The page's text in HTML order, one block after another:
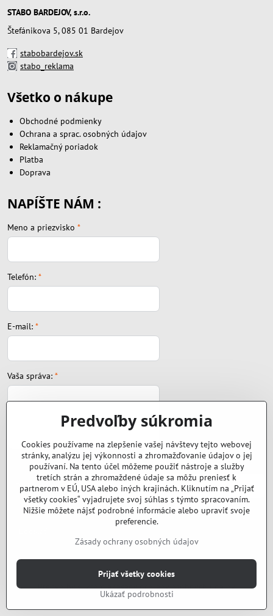
STABO BARDEJOV, s.r.o.
Štefánikova 5, 085 01 Bardejov
stabobardejov.sk
stabo_reklama
Všetko o nákupe
Obchodné podmienky
Ochrana a sprac. osobných údajov
Reklamačný poriadok
Platba
Doprava
NAPÍŠTE NÁM :
Meno a priezvisko *
Telefón: *
E-mail: *
Vaša správa: *
Súbor:
©2026Copyright
Predvoľby súkromiaZásady ochrany osobných údajov
Vytvorené pomocou:BiznisWeb.sk
Predvoľby súkromia
Cookies používame na zlepšenie vašej návštevy tejto webovej
stránky, analýzu jej výkonnosti a zhromažďovanie údajov o jej
používaní. Na tento účel môžeme použiť nástroje a služby
tretích strán a zhromaždené údaje sa môžu preniesť k
partnerom v EÚ, USA alebo iných krajinách. Kliknutím na „Prijať
všetky cookies“ vyjadrujete svoj súhlas s týmto spracovaním.
Nižšie môžete nájsť podrobné informácie alebo upraviť svoje
preferencie.
Zásady ochrany osobných údajov
Ukázať podrobnosti
Prijať všetky cookies